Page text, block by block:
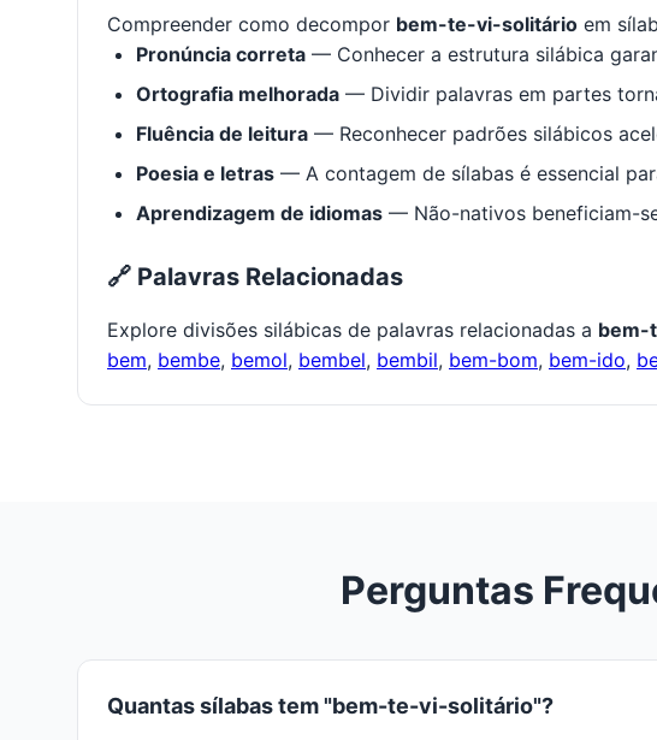
Compreender como decompor bem-te-vi-solitário em
Pronúncia correta — Conhecer a estrutura silábica
Ortografia melhorada — Dividir palavras em partes
Fluência de leitura — Reconhecer padrões silábicos
Poesia e letras — A contagem de sílabas é essencial
Aprendizagem de idiomas — Não-nativos beneficiam-
🔗 Palavras Relacionadas
Explore divisões silábicas de palavras relacionadas a bem-
bem, bembe, bemol, bembel, bembil, bem-bom, bem-ido,
Perguntas
Quantas sílabas tem "bem-te-vi-solitário"?